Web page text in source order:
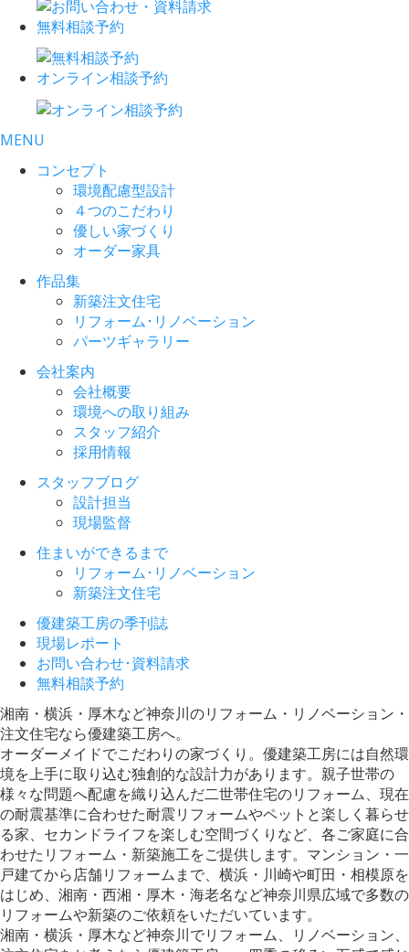
無料相談予約
オンライン相談予約
MENU
コンセプト
環境配慮型設計
４つのこだわり
優しい家づくり
オーダー家具
作品集
新築注文住宅
リフォーム･リノベーション
パーツギャラリー
会社案内
会社概要
環境への取り組み
スタッフ紹介
採用情報
スタッフブログ
設計担当
現場監督
住まいができるまで
リフォーム･リノベーション
新築注文住宅
優建築工房の季刊誌
現場レポート
お問い合わせ･資料請求
無料相談予約
湘南・横浜・厚木など神奈川のリフォーム・リノベーション・
注文住宅なら優建築工房へ。
オーダーメイドでこだわりの家づくり。優建築工房には自然環
境を上手に取り込む独創的な設計力があります。親子世帯の
様々な問題へ配慮を織り込んだ二世帯住宅のリフォーム、現在
の耐震基準に合わせた耐震リフォームやペットと楽しく暮らせ
る家、セカンドライフを楽しむ空間づくりなど、各ご家庭に合
わせたリフォーム・新築施工をご提供します。マンション・一
戸建てから店舗リフォームまで、横浜・川崎や町田・相模原を
はじめ、湘南・西湘・厚木・海老名など神奈川県広域で多数の
リフォームや新築のご依頼をいただいています。
湘南・横浜・厚木など神奈川でリフォーム、リノベーション、